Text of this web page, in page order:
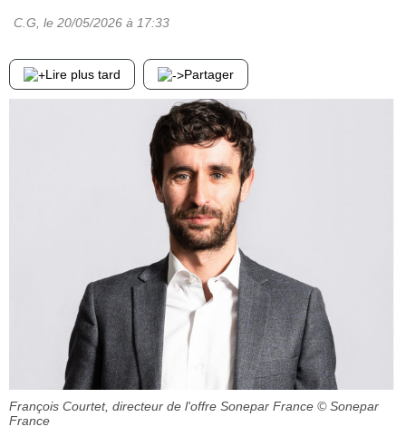
C.G , le 20/05/2026 à 17:33
Lire plus tard Partager
François Courtet, directeur de l'offre Sonepar France © Sonepar
France